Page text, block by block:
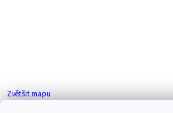
Zvětšit mapu